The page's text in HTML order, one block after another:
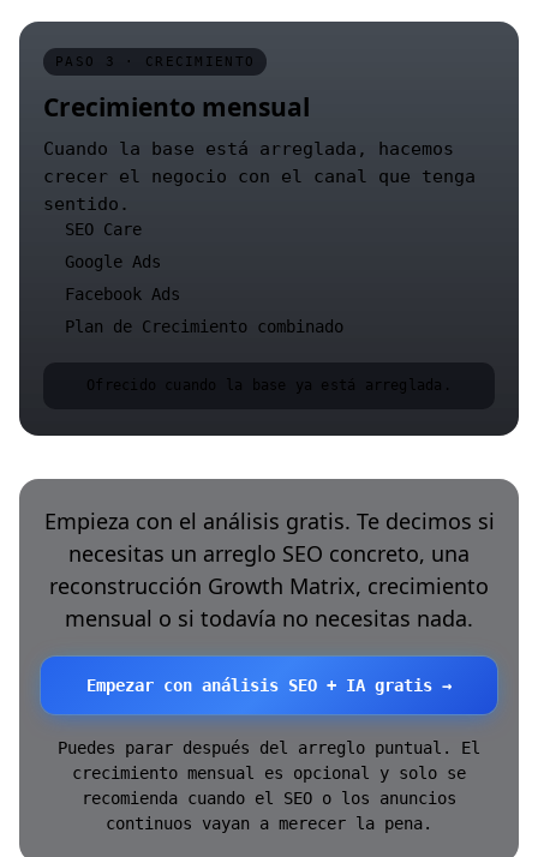
PASO 3 · CRECIMIENTO
Crecimiento mensual
Cuando la base está arreglada, hacemos
crecer el negocio con el canal que tenga
sentido.
SEO Care
Google Ads
Facebook Ads
Plan de Crecimiento combinado
Ofrecido cuando la base ya está arreglada.
Empieza con el análisis gratis. Te decimos si
necesitas un arreglo SEO concreto, una
reconstrucción Growth Matrix, crecimiento
mensual o si todavía no necesitas nada.
Empezar con análisis SEO + IA gratis →
Puedes parar después del arreglo puntual. El
crecimiento mensual es opcional y solo se
recomienda cuando el SEO o los anuncios
continuos vayan a merecer la pena.